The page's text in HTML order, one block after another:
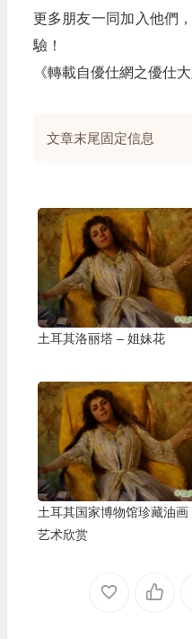
更多朋友一同加入他們
驗！
《轉載自優仕網之優仕大
文章末尾固定信息
土耳其洛丽塔 – 姐妹花
土耳其国家博物馆珍藏油画
艺术欣赏